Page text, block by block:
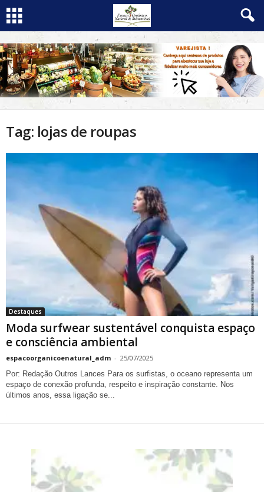
Tag: lojas de roupas
Destaques
Moda surfwear sustentável conquista espaço
e consciência ambiental
espacoorganicoenatural_adm - 25/07/2025
Por: Redação Outros Lances Para os surfistas, o oceano representa um
espaço de conexão profunda, respeito e inspiração constante. Nos
últimos anos, essa ligação se...